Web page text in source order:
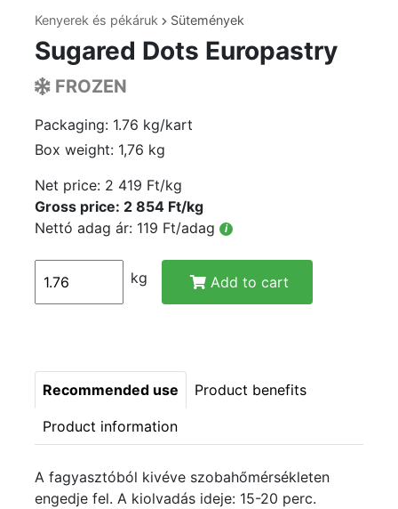
Kenyerek és pékáruk Sütemények
Sugared Dots Europastry
FROZEN
Packaging: 1.76 kg/kart
Box weight: 1,76 kg
Net price: 2 419 Ft/kg
Gross price: 2 854 Ft/kg
Nettó adag ár: 119 Ft/adag
i
kg Add to cart
Recommended use Product benefits
Product information
A fagyasztóból kivéve szobahőmérsékleten
engedje fel. A kiolvadás ideje: 15-20 perc.